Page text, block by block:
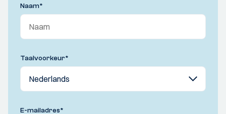
Naam*
Taalvoorkeur*
E-mailadres*